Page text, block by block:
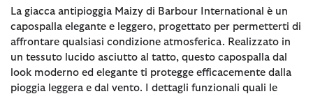
La giacca antipioggia Maizy di Barbour International è un
capospalla elegante e leggero, progettato per permetterti di
affrontare qualsiasi condizione atmosferica. Realizzato in
un tessuto lucido asciutto al tatto, questo capospalla dal
look moderno ed elegante ti protegge efficacemente dalla
pioggia leggera e dal vento. I dettagli funzionali quali le